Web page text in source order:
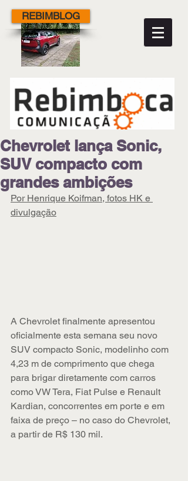
REBIMBLOG
Chevrolet lança Sonic,
SUV compacto com
grandes ambições
Por Henrique Koifman, fotos HK e
divulgação
A Chevrolet finalmente apresentou
oficialmente esta semana seu novo
SUV compacto Sonic, modelinho com
4,23 m de comprimento que chega
para brigar diretamente com carros
como VW Tera, Fiat Pulse e Renault
Kardian, concorrentes em porte e em
faixa de preço – no caso do Chevrolet,
a partir de R$ 130 mil.